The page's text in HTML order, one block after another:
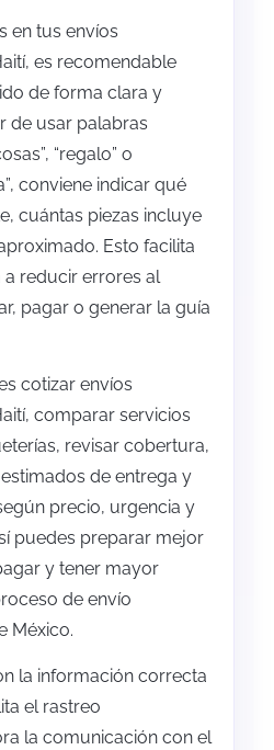
en tus envíos
es recomendable
de forma clara y
de usar palabras
“regalo” o
conviene indicar qué
cuántas piezas incluye
Esto facilita
a reducir errores al
pagar o generar la guía
cotizar envíos
comparar servicios
revisar cobertura,
de entrega y
precio, urgencia y
puedes preparar mejor
y tener mayor
de envío
México.
la información correcta
el rastreo
la comunicación con el